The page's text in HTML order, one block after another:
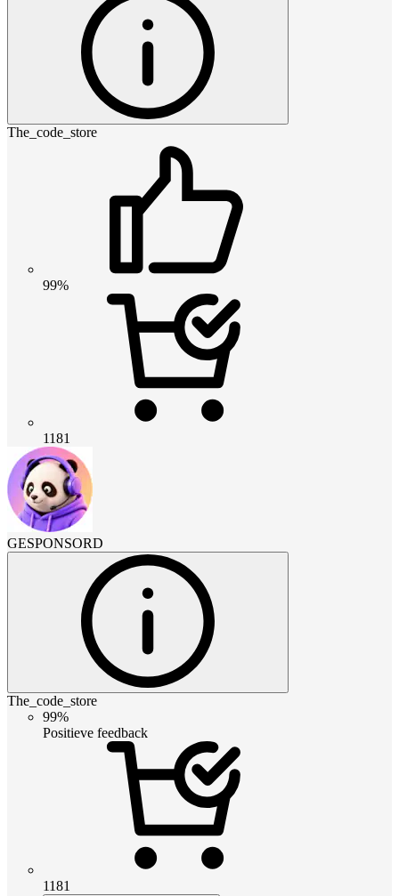
The_code_store
99%
1181
GESPONSORD
The_code_store
99%
Positieve feedback
1181